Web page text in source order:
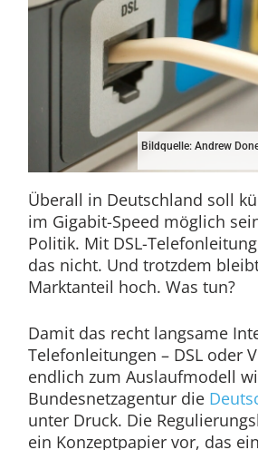
Bildquelle: Andrew
Überall in Deutschland soll
im Gigabit-Speed möglich
Politik. Mit DSL-
das nicht. Und trotzdem
Marktanteil hoch. Was tun?
Damit das recht langsame
Telefonleitungen – DSL oder
endlich zum Auslaufmodell
Bundesnetzagentur die
unter Druck. Die
ein Konzeptpapier vor, das